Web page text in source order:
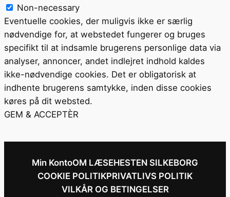
Non-necessary
Eventuelle cookies, der muligvis ikke er særlig
nødvendige for, at webstedet fungerer og bruges
specifikt til at indsamle brugerens personlige data via
analyser, annoncer, andet indlejret indhold kaldes
ikke-nødvendige cookies. Det er obligatorisk at
indhente brugerens samtykke, inden disse cookies
køres på dit websted.
GEM & ACCEPTÈR
Min KontoOM LÆSEHESTEN SILKEBORG
COOKIE POLITIKPRIVATLIVS POLITIK
VILKÅR OG BETINGELSER